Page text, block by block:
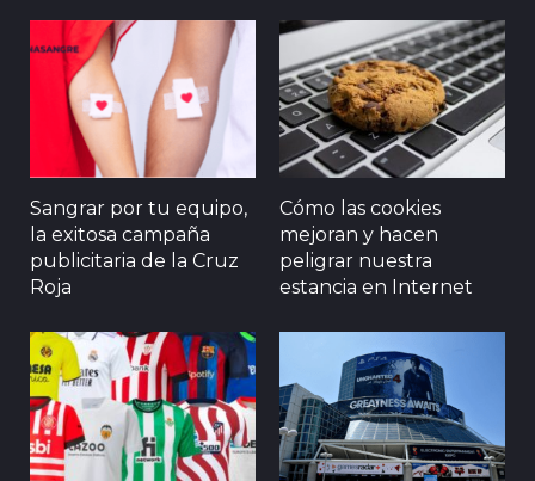
Sangrar por tu equipo,
la exitosa campaña
publicitaria de la Cruz
Roja
Cómo las cookies
mejoran y hacen
peligrar nuestra
estancia en Internet